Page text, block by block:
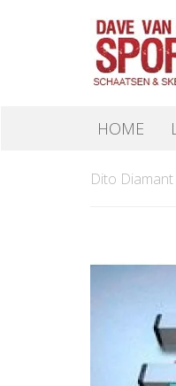
HOME
Dito